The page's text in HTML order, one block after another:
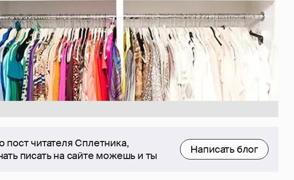
пост читателя Сплетника,
писать на сайте можешь и ты
Написать блог